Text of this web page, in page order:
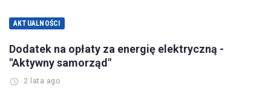
AKTUALNOŚCI
Dodatek na opłaty za energię elektryczną -
"Aktywny samorząd"
2 lata ago